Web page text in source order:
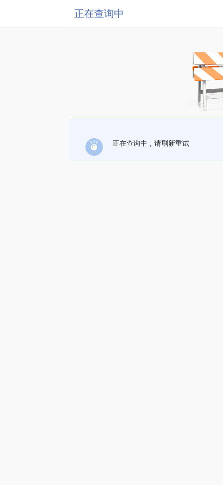
正在查询中
正在查询中，请刷新重试